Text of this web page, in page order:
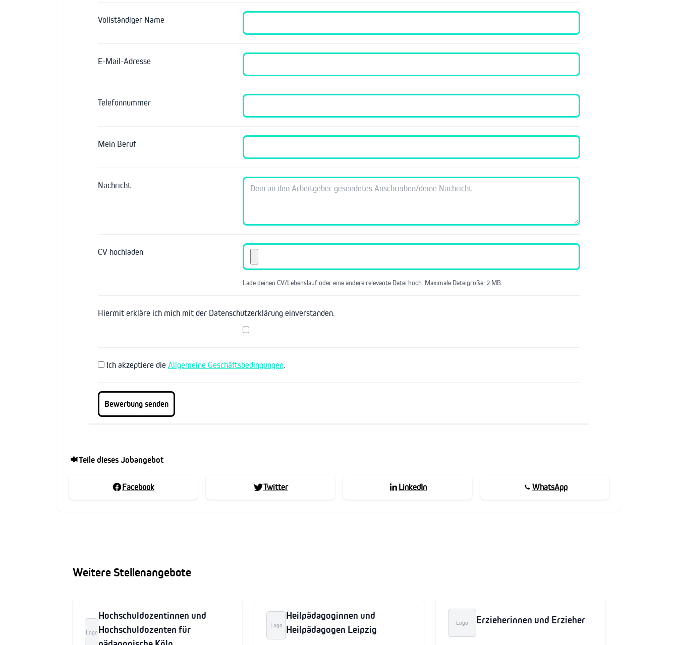
Vollständiger Name
E-Mail-Adresse
Telefonnummer
Mein Beruf
Nachricht
CV hochladen
Lade deinen CV/Lebenslauf oder eine andere relevante Datei hoch. Maximale Dateigröße: 2 MB.
Hiermit erkläre ich mich mit der Datenschutzerklärung einverstanden.
Ich akzeptiere die Allgemeine Geschäftsbedingungen
Teile dieses Jobangebot
Facebook Twitter LinkedIn WhatsApp
Weitere Stellenangebote
Logo
Hochschuldozentinnen und
Hochschuldozenten für
Logo
Heilpädagoginnen und
Heilpädagogen Leipzig
Logo Erzieherinnen und Erzieher